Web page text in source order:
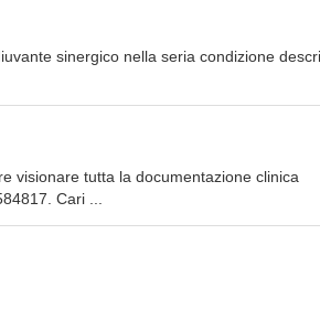
sinergico nella seria condizione
visionare tutta la documentazione clinica
Cari ...